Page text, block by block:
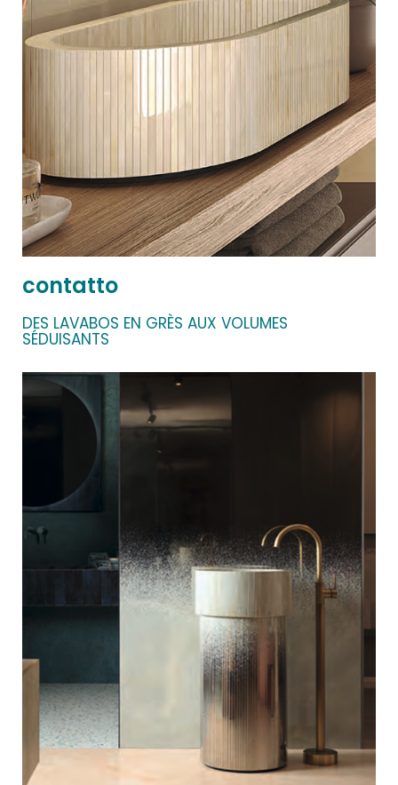
contatto
DES LAVABOS EN GRÈS AUX VOLUMES
SÉDUISANTS